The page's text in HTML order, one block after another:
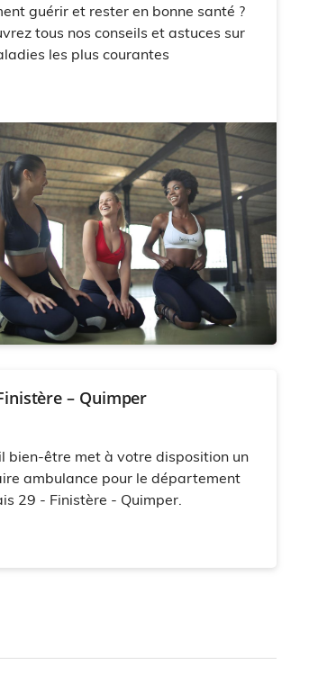
guérir et rester en bonne santé ?
tous nos conseils et astuces sur
les plus courantes
– Quimper
bien-être met à votre disposition un
ambulance pour le département
29 - Finistère - Quimper.